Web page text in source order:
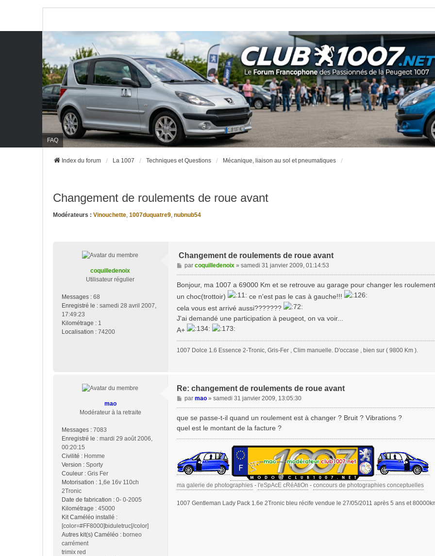
FAQ
Index du forum La 1007 Techniques et Questions Mécanique, liaison au sol et pneumatiques
Changement de roulements de roue avant
Modérateurs : Vinouchette, 1007duquatre9, nubnub54
coquilledenoix
Utilisateur régulier
Messages : 68
Enregistré le : samedi 28 avril 2007,
17:49:23
Kilométrage : 1
Localisation : 74200
Changement de roulements de roue avant
M
e
s
a
g
e
par coquilledenoix» samedi 31 janvier 2009, 01:14:53
Bonjour, ma 1007 a 69000 Km et se retrouve au garage pour changer les
un choc(trottoir)
ce n'est pas le cas à gauche!!!
cela vous est arrivé aussi???????
J'ai demandé une participation à peugeot, on va voir...
A+
1007 Dolce 1.6 Essence 2-Tronic, Gris-Fer , Clim manuelle. D'occase , bien sur ( 9800 Km ).
mao
Modérateur à la retraite
Messages : 7083
Enregistré le : mardi 29 août 2006,
00:20:15
Civilité : Homme
Version : Sporty
Couleur : Gris Fer
Motorisation : 1,6e 16v 110ch
2Tronic
Date de fabrication : 0- 0-2005
Kilométrage : 45000
Kit Caméléo installé :
[color=#FF8000]biduletruc[/color]
Autres kit(s) Caméléo : borneo
carrément
trimix red
Re: changement de roulements de roue avant
M
e
s
par mao» samedi 31 janvier 2009, 13:05:30
que se passe-t-il quand un roulement est à changer ? Bruit ? Vibrations ?
quel est le montant de la facture ?
ma galerie de photographies - l'eSpAcE cRéAtiOn - concours de photographies conceptuelles
1007 Gentleman Lady Pack 1.6e 2Tronic bleu récife vendue le 27/05/2011 après 5 ans et